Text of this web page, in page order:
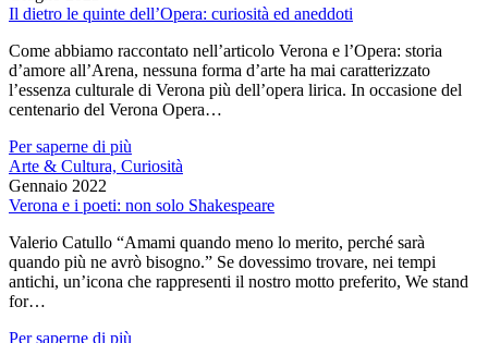
Il dietro le quinte dell’Opera: curiosità ed aneddoti
Come abbiamo raccontato nell’articolo Verona e l’Opera: storia
d’amore all’Arena, nessuna forma d’arte ha mai caratterizzato
l’essenza culturale di Verona più dell’opera lirica. In occasione del
centenario del Verona Opera…
Per saperne di più
Arte & Cultura, Curiosità
Gennaio 2022
Verona e i poeti: non solo Shakespeare
Valerio Catullo “Amami quando meno lo merito, perché sarà
quando più ne avrò bisogno.” Se dovessimo trovare, nei tempi
antichi, un’icona che rappresenti il nostro motto preferito, We stand
for…
Per saperne di più